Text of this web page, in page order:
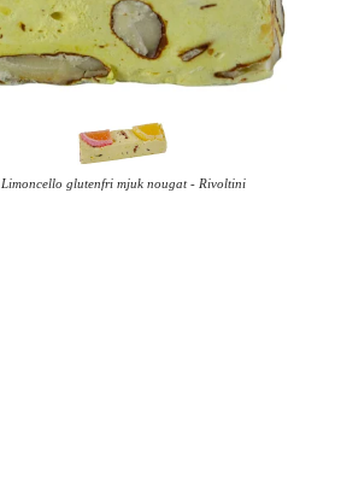
Limoncello glutenfri mjuk nougat - Rivoltini